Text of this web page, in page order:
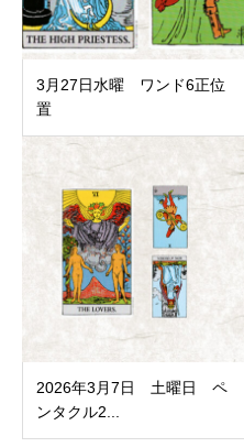
3月27日水曜 ワンド6正位
置
2026年3月7日 土曜日 ペ
ンタクル2...